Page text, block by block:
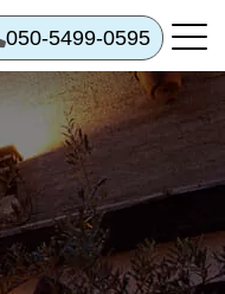
050-5499-0595